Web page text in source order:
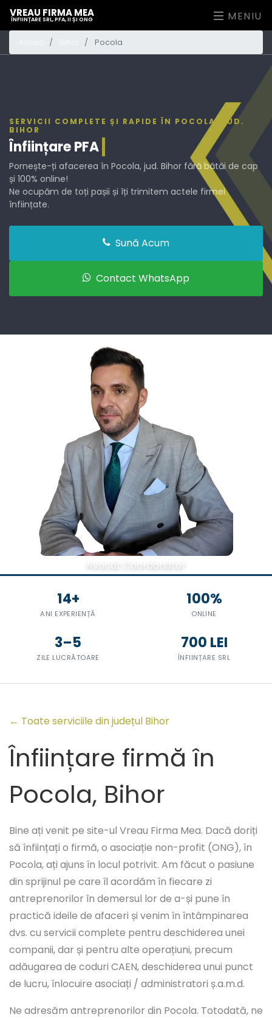
VREAU FIRMA MEA
ÎNFIINȚARE SRL, PFA, II ȘI ONG MENIU
Pocola
SERVICII COMPLETE ȘI RAPIDE ÎN POCOLA, JUD.
BIHOR
ÎnființarePFA
Pornește-ți afacerea în Pocola, jud. Bihor fără bătăi de cap
și 100% online!
Ne ocupăm de toți pașii și îți trimitem actele firmei
înființate.
Sună Acum
Contact WhatsApp
Avocat Coordonator
14+
ANI EXPERIENȚĂ
100%
ONLINE
3–5
ZILE LUCRĂTOARE
700 LEI
ÎNFIINȚARE SRL
← Toate serviciile din județul Bihor
Înființare firmă în
Pocola, Bihor
Bine ați venit pe site-ul Vreau Firma Mea. Dacă doriți
să înființați o firmă, o asociație non-profit (ONG), în
Pocola, ați ajuns în locul potrivit. Am făcut o pasiune
din sprijinul pe care îl acordăm în fiecare zi
antreprenorilor în demersul lor de a-și pune în
practică ideile de afaceri și venim în întâmpinarea
dvs. cu servicii complete pentru deschiderea unei
companii, dar și pentru alte operațiuni, precum
adăugarea de coduri CAEN, deschiderea unui punct
de lucru, înlocuire asociați / administratori ș.a.m.d.
Ne adresăm antreprenorilor din Pocola. Totodată, ne